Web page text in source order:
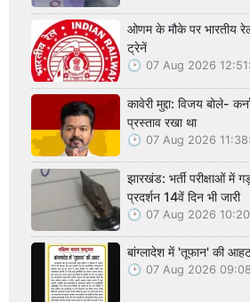
ओणम के मौके पर भारतीय
ट्रेनें
07 Aug 2026
कावेरी मुद्दा: विजय बोले-
प्रस्ताव रखा था
07 Aug 2026
झारखंड: भर्ती परीक्षाओं में
प्रदर्शन 14वें दिन भी जारी
07 Aug 2026
बांग्लादेश में 'तूफान' की
07 Aug 2026